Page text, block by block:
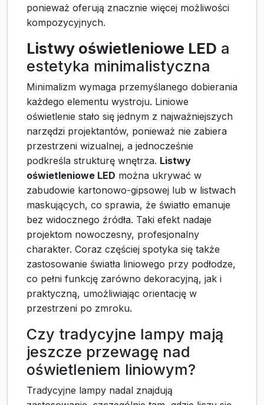
ponieważ oferują znacznie więcej możliwości
kompozycyjnych.
Listwy oświetleniowe LED a
estetyka minimalistyczna
Minimalizm wymaga przemyślanego dobierania
każdego elementu wystroju. Liniowe
oświetlenie stało się jednym z najważniejszych
narzędzi projektantów, ponieważ nie zabiera
przestrzeni wizualnej, a jednocześnie
podkreśla strukturę wnętrza. Listwy
oświetleniowe LED można ukrywać w
zabudowie kartonowo-gipsowej lub w listwach
maskujących, co sprawia, że światło emanuje
bez widocznego źródła. Taki efekt nadaje
projektom nowoczesny, profesjonalny
charakter. Coraz częściej spotyka się także
zastosowanie światła liniowego przy podłodze,
co pełni funkcję zarówno dekoracyjną, jak i
praktyczną, umożliwiając orientację w
przestrzeni po zmroku.
Czy tradycyjne lampy mają
jeszcze przewagę nad
oświetleniem liniowym?
Tradycyjne lampy nadal znajdują